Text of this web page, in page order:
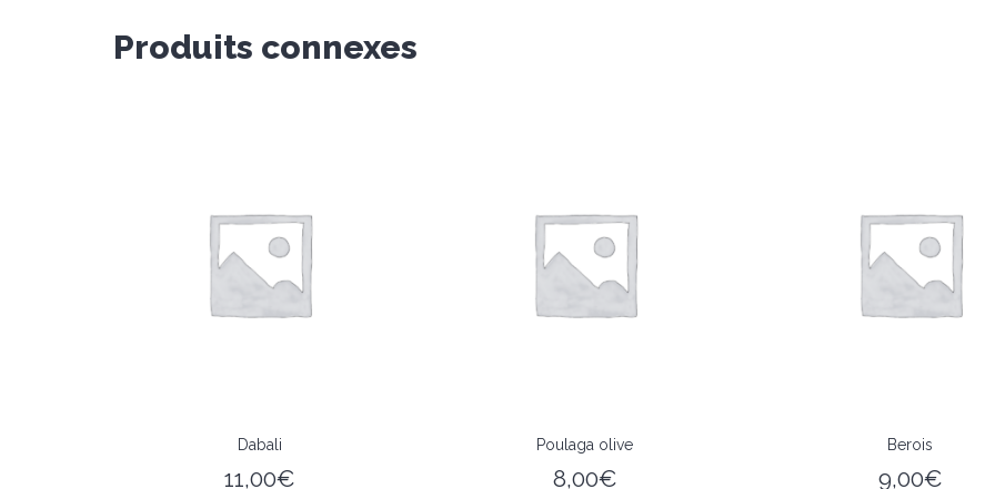
Produits connexes
Dabali
11,00€
Poulaga olive
8,00€
Berois
9,00€